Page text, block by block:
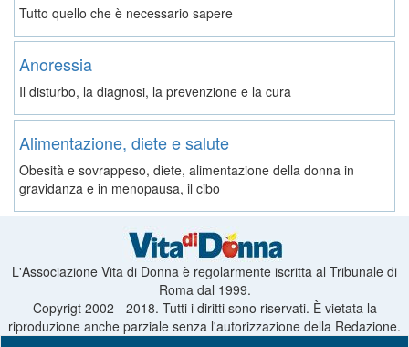
Tutto quello che è necessario sapere
Anoressia
Il disturbo, la diagnosi, la prevenzione e la cura
Alimentazione, diete e salute
Obesità e sovrappeso, diete, alimentazione della donna in
gravidanza e in menopausa, il cibo
L'Associazione Vita di Donna è regolarmente iscritta al Tribunale di
Roma dal 1999.
Copyrigt 2002 - 2018. Tutti i diritti sono riservati. È vietata la
riproduzione anche parziale senza l'autorizzazione della Redazione.